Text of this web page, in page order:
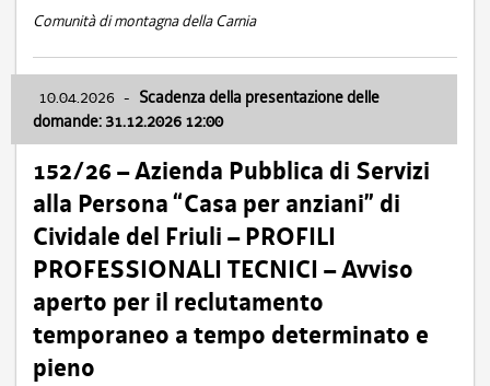
Comunità di montagna della Carnia
10.04.2026 - Scadenza della presentazione delle
domande: 31.12.2026 12:00
152/26 – Azienda Pubblica di Servizi
alla Persona “Casa per anziani” di
Cividale del Friuli – PROFILI
PROFESSIONALI TECNICI – Avviso
aperto per il reclutamento
temporaneo a tempo determinato e
pieno